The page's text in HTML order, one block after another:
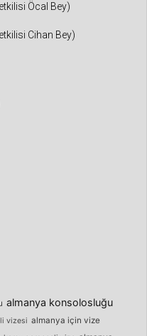
Öcal Bey)
Cihan Bey)
almanya konsolosluğu
vizesi almanya için vize